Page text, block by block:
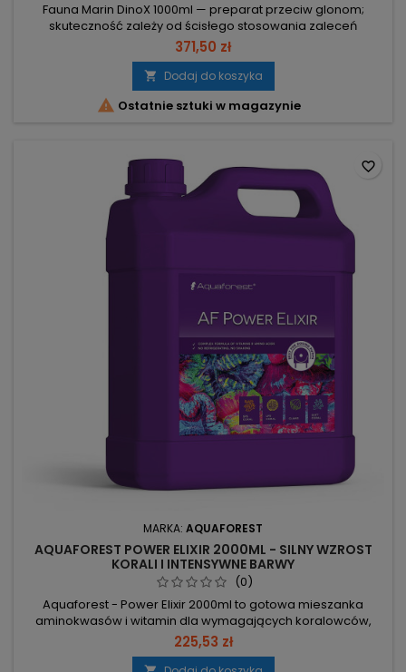
Fauna Marin DinoX 1000ml — preparat przeciw glonom;
skuteczność zależy od ścisłego stosowania zaleceń
producenta. 5 ml / 100 l co drugi dzień — dawkowanie dla
kontrolowanej kuracji. Maks. 21 dni — maksymalny czas
trwania kuracji. Max 6 h/doba czasu świecenia + silne
odpienianie i napowietrzanie — warunek skuteczności. Usuń
absorbenty (węgiel, zeolit),...
371,50 zł
 Dodaj do koszyka
 Ostatnie sztuki w magazynie
MARKA: AQUAFOREST
AQUAFOREST POWER ELIXIR 2000ML - SILNY WZROST
KORALI I INTENSYWNE BARWY
(0)
Aquaforest - Power Elixir 2000ml to gotowa mieszanka
aminokwasów i witamin dla wymagających koralowców,
dedykowana do pomp dozujących i nie wymagająca
rozcieńczania ani przechowywania w lodówce. Opakowanie
225,53 zł
favorite_border